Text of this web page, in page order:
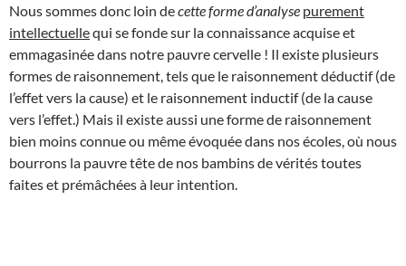
Nous sommes donc loin decette formed’analyse purement
intellectuellequi se fonde sur la connaissance acquise et
emmagasinée dans notre pauvre cervelle ! Il existe plusieurs
formes de raisonnement, tels que le raisonnement déductif (de
l’effet vers la cause) et le raisonnement inductif (de la cause
vers l’effet.) Mais il existe aussi une forme de raisonnement
bien moins connue ou même évoquée dans nos écoles, où nous
bourrons la pauvre tête de nos bambins de vérités toutes
faites et prémâchées à leur intention.